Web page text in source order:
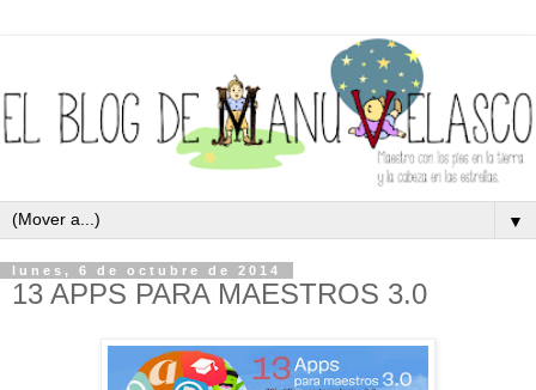
▼
lunes, 6 de octubre de 2014
13 APPS PARA MAESTROS 3.0